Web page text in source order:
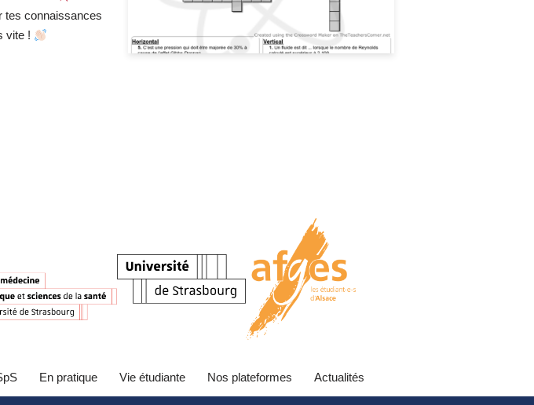
tes connaissances
vite !
En pratique Vie étudiante Nos plateformes Actualités